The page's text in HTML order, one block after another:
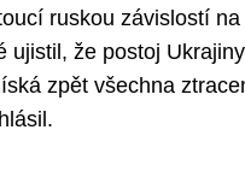
ruskou závislostí
ujistil, že postoj
zpět všechna